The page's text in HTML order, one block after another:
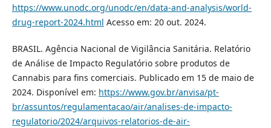
https://www.unodc.org/unodc/en/data-and-analysis/world-
drug-report-2024.html Acesso em: 20 out. 2024.
BRASIL. Agência Nacional de Vigilância Sanitária. Relatório
de Análise de Impacto Regulatório sobre produtos de
Cannabis para fins comerciais. Publicado em 15 de maio de
2024. Disponível em: https://www.gov.br/anvisa/pt-
br/assuntos/regulamentacao/air/analises-de-impacto-
regulatorio/2024/arquivos-relatorios-de-air-